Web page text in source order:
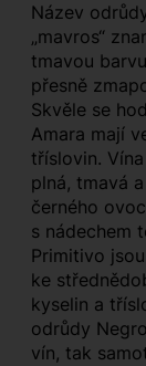
Název
„mavros“
tmavou
přesně
Skvěle se
Amara mají
tříslovin.
plná, tmavá
černého
s nádechem
Primitivo
ke
kyselin a
odrůdy
vín, tak